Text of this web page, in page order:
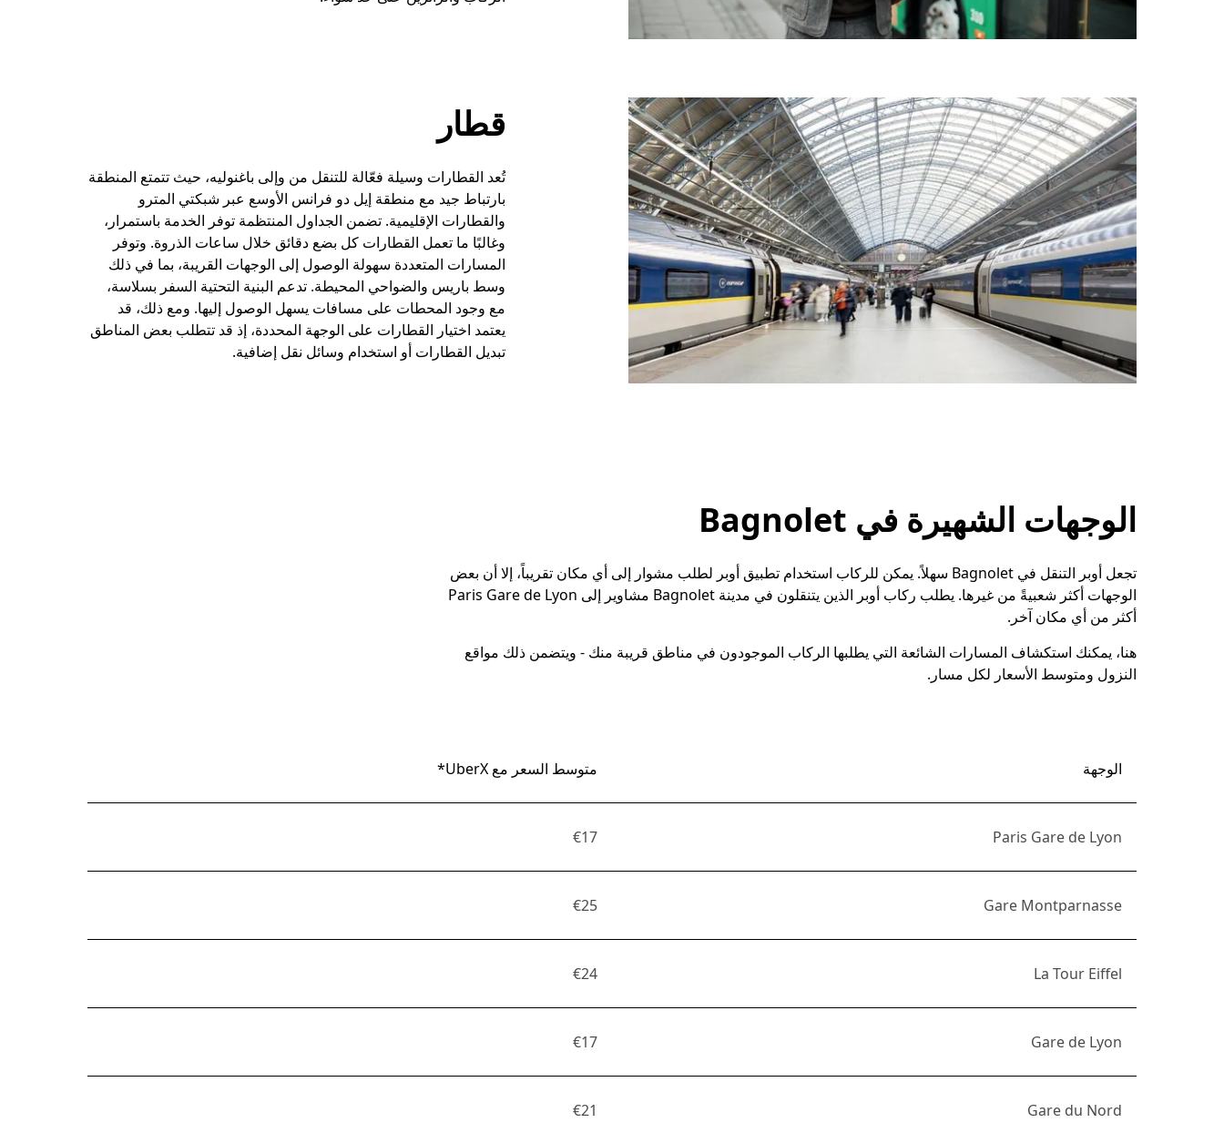
قطار
تُعد القطارات وسيلة فعّالة للتنقل من وإلى باغنوليه، حيث تتمتع المنطقة
بارتباط جيد مع منطقة إيل دو فرانس الأوسع عبر شبكتي المترو
والقطارات الإقليمية. تضمن الجداول المنتظمة توفر الخدمة باستمرار،
وغالبًا ما تعمل القطارات كل بضع دقائق خلال ساعات الذروة. وتوفر
المسارات المتعددة سهولة الوصول إلى الوجهات القريبة، بما في ذلك
وسط باريس والضواحي المحيطة. تدعم البنية التحتية السفر بسلاسة،
مع وجود المحطات على مسافات يسهل الوصول إليها. ومع ذلك، قد
يعتمد اختيار القطارات على الوجهة المحددة، إذ قد تتطلب بعض المناطق
تبديل القطارات أو استخدام وسائل نقل إضافية.
الوجهات الشهيرة في Bagnolet
تجعل أوبر التنقل في Bagnolet سهلاً. يمكن للركاب استخدام تطبيق أوبر لطلب مشوار إلى أي مكان تقريباً، إلا أن بعض
الوجهات أكثر شعبيةً من غيرها. يطلب ركاب أوبر الذين يتنقلون في مدينة Bagnolet مشاوير إلى Paris Gare de Lyon
أكثر من أي مكان آخر.
هنا، يمكنك استكشاف المسارات الشائعة التي يطلبها الركاب الموجودون في مناطق قريبة منك - ويتضمن ذلك مواقع
النزول ومتوسط الأسعار لكل مسار.
الوجهة متوسط السعر مع UberX*
Paris Gare de Lyon
€17
Gare Montparnasse
€25
La Tour Eiffel
€24
Gare de Lyon
€17
Gare du Nord
€21